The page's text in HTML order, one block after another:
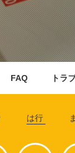
FAQ トラ
は行